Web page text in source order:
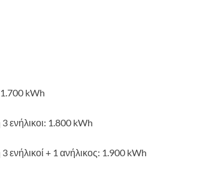
kWh
3 ενήλικοι: 1.800 kWh
3 ενήλικοί + 1 ανήλικος: 1.900 kWh